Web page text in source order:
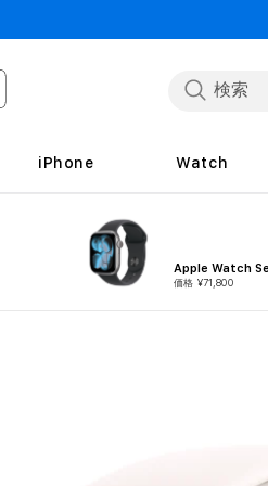
iPhone Watch
Apple Watch
価格 ¥71,800